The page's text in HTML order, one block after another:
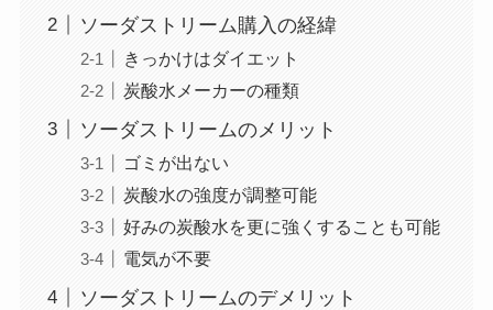
ソーダストリーム購入の経緯
きっかけはダイエット
炭酸水メーカーの種類
ソーダストリームのメリット
ゴミが出ない
炭酸水の強度が調整可能
好みの炭酸水を更に強くすることも可能
電気が不要
ソーダストリームのデメリット